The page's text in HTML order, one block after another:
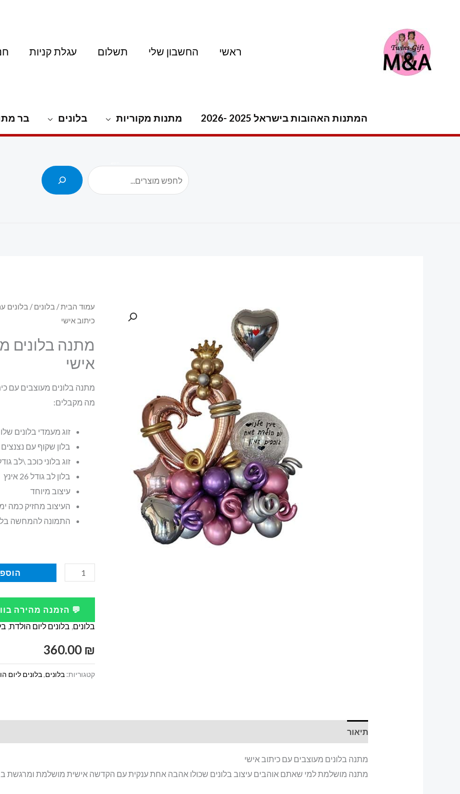
ראשי החשבון שלי תשלום עגלת קניות
המתנות האהובות בישראל 2025 -2026 מתנות מקוריות בלונים בר
עמוד הבית/ בלונים/ בלונים
כיתוב אישי
מתנה בלונים
אישי
מתנה בלונים מעוצבים עם
מה מקבלים:
זוג מעמדי בלונים
בלון שקוף עם נצנצים
זוג בלוני כוכב \לב גודל 18
בלון לב גודל 26 אינץ
עיצוב מיוחד
העיצוב מחזיק כמה
התמונה להמחשה
כמות
מתנה
בלונים
מעוצבים
עם
אישי
💬 הזמנה מהירה
בלונים, בלונים ליום הולדת,
360.00 ₪
קטגוריות:בלונים,בלונים ליום
תיאור
מתנה בלונים מעוצבים עם כיתוב אישי
מתנה מושלמת למי שאתם אוהבים עיצוב בלונים שכולו אהבה אחת ענקית עם הקדשה אישית מושלמת ומרגשת